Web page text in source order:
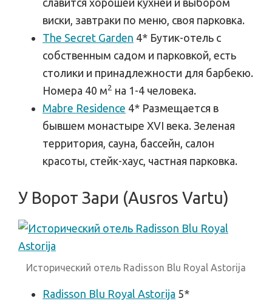
виски, завтраки по меню, своя парковка.
The Secret Garden 4* Бутик-отель с
собственным садом и парковкой, есть
столики и принадлежности для барбекю.
Номера 40 м2 на 1-4 человека.
Mabre Residence 4* Размещается в
бывшем монастыре XVI века. Зеленая
территория, сауна, бассейн, салон
красоты, стейк-хаус, частная парковка.
У Ворот Зари (Ausros Vartu)
Исторический отель Radisson Blu Royal Astorija
Radisson Blu Royal Astorija 5*